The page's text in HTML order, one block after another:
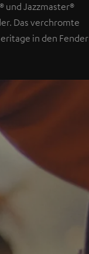
und Jazzmaster®
Das verchromte
in den Fender